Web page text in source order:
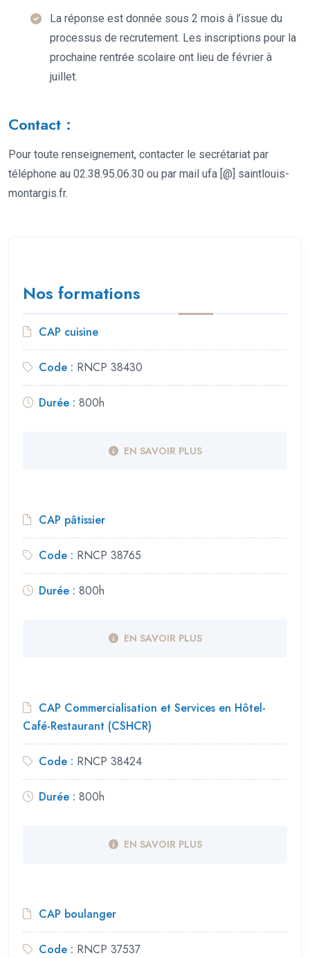
La réponse est donnée sous 2 mois à l’issue du
processus de recrutement. Les inscriptions pour la
prochaine rentrée scolaire ont lieu de février à
juillet.
Contact :
Pour toute renseignement, contacter le secrétariat par
téléphone au 02.38.95.06.30 ou par mail ufa [@] saintlouis-
montargis.fr.
Nos formations
CAP cuisine
Code : RNCP 38430
Durée : 800h
EN SAVOIR PLUS
CAP pâtissier
Code : RNCP 38765
Durée : 800h
EN SAVOIR PLUS
CAP Commercialisation et Services en Hôtel-
Café-Restaurant (CSHCR)
Code : RNCP 38424
Durée : 800h
EN SAVOIR PLUS
CAP boulanger
Code : RNCP 37537